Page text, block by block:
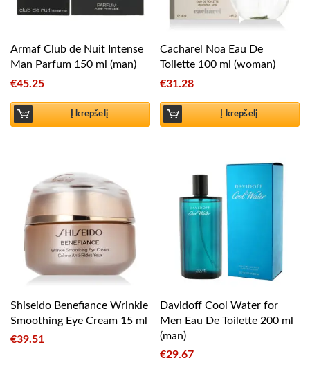
Armaf Club de Nuit Intense
Man Parfum 150 ml (man)
€45.25
Į krepšelį
Cacharel Noa Eau De
Toilette 100 ml (woman)
€31.28
Į krepšelį
Shiseido Benefiance Wrinkle
Smoothing Eye Cream 15 ml
€39.51
Davidoff Cool Water for
Men Eau De Toilette 200 ml
(man)
€29.67